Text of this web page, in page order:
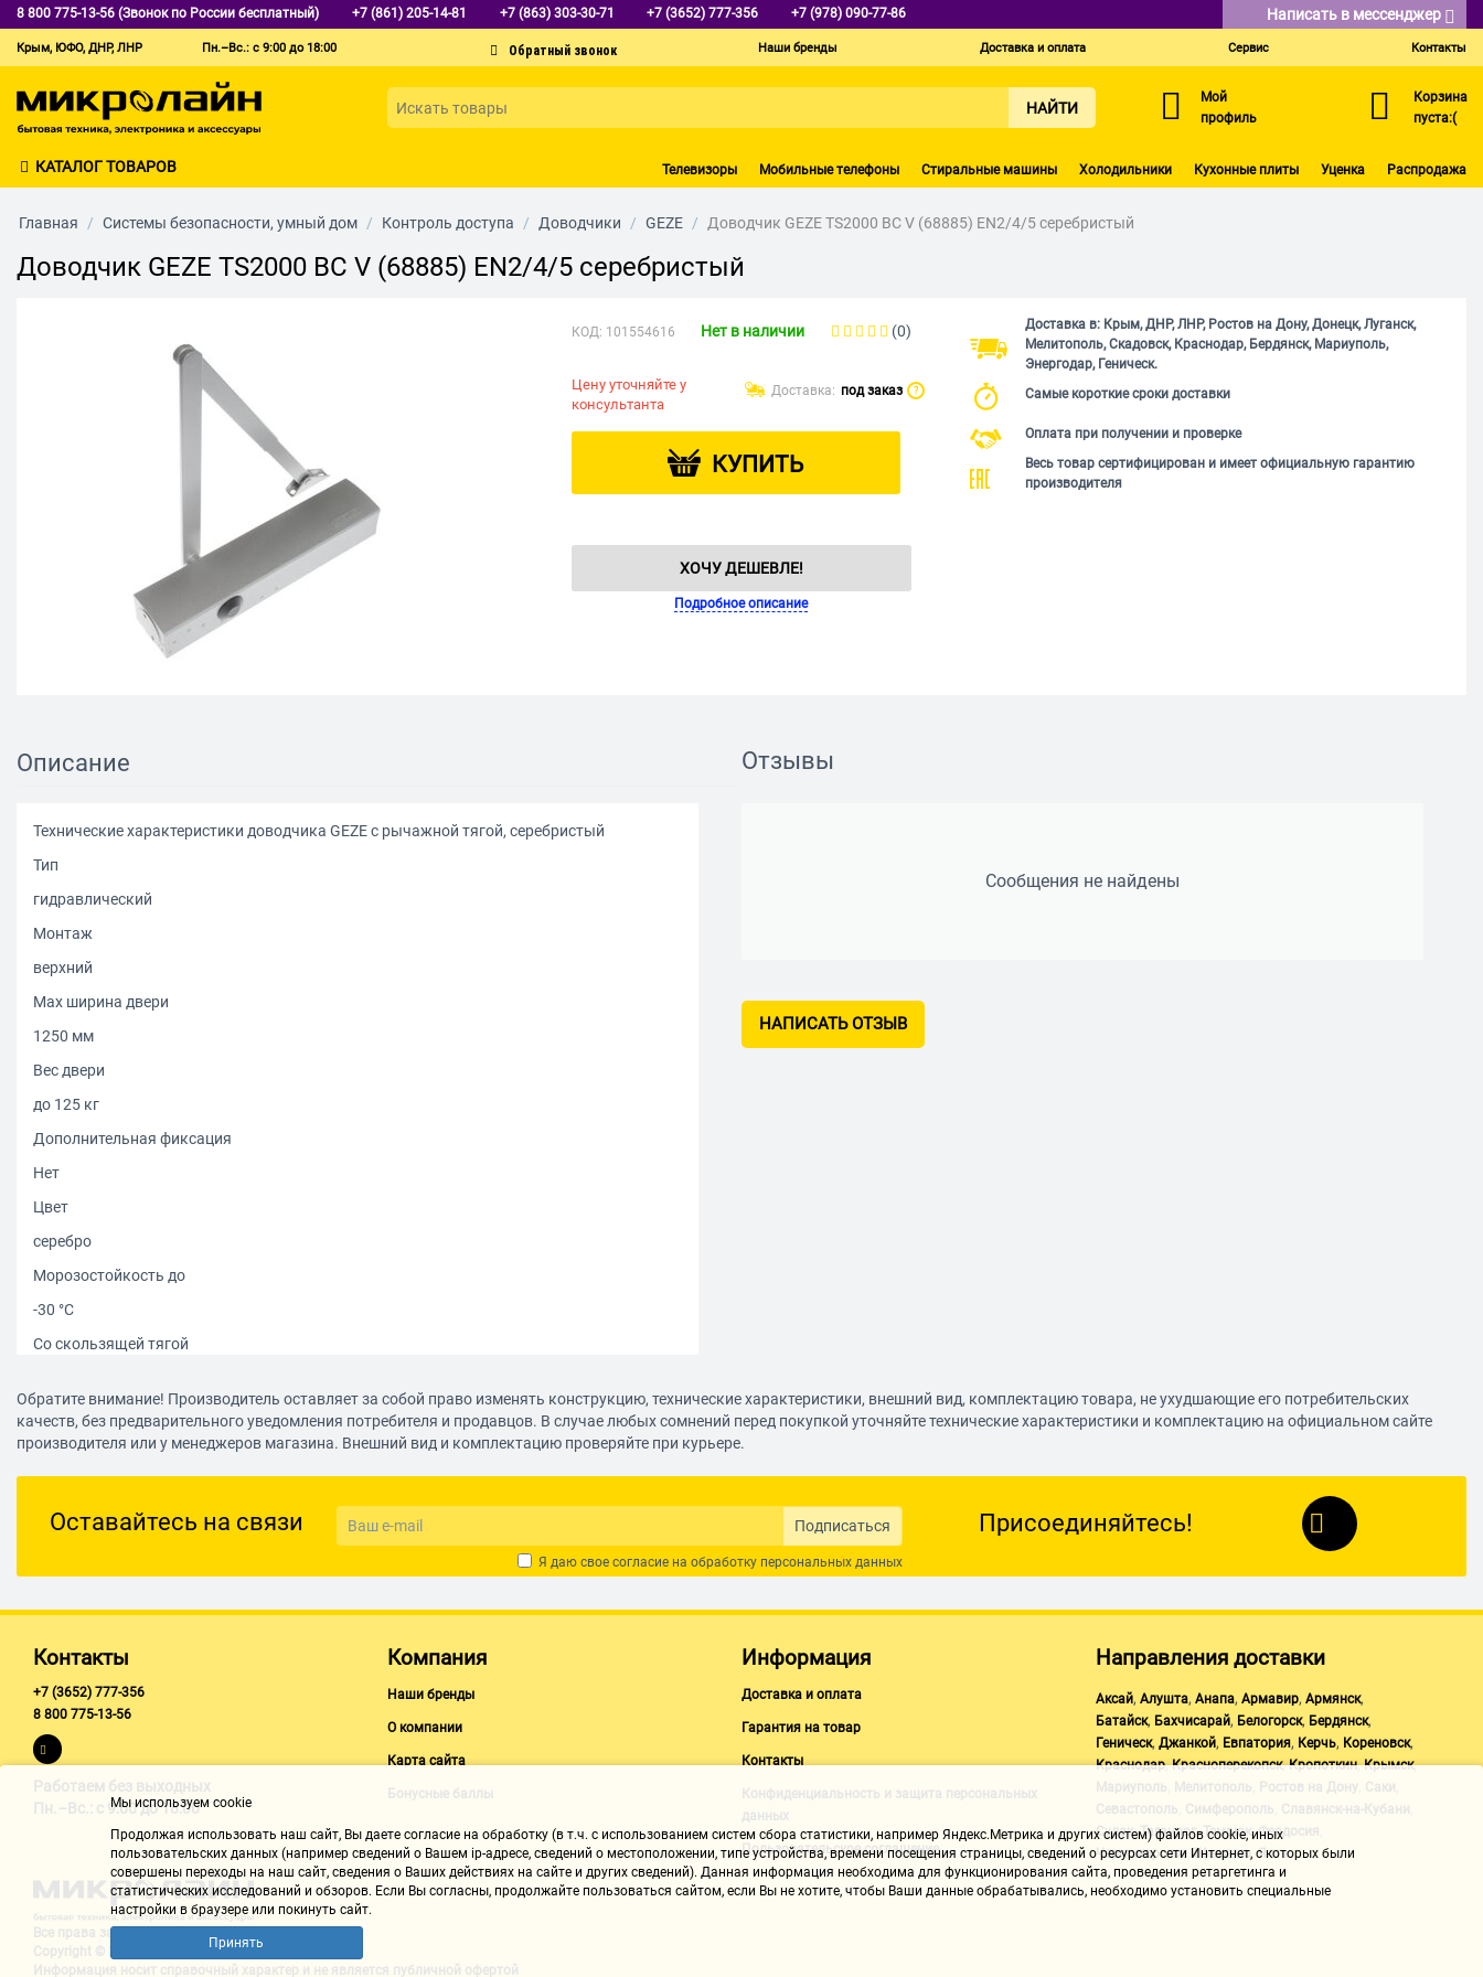
8 800 775-13-56 (Звонок по России бесплатный) +7 (861) 205-14-81 +7 (863) 303-30-71 +7 (3652) 777-356 +7 (978) 090-77-86 Написать в мессенджер
Крым, ЮФО, ДНР, ЛНР Пн.–Вс.: с 9:00 до 18:00 Наши бренды Доставка и оплата Сервис Контакты
НАЙТИ
Мой
профиль
Корзина
пуста:(
КАТАЛОГ ТОВАРОВ Телевизоры Мобильные телефоны Стиральные машины Холодильники Кухонные плиты Уценка Распродажа
Главная / Системы безопасности, умный дом / Контроль доступа / Доводчики / GEZE / Доводчик GEZE TS2000 BC V (68885) EN2/4/5 серебристый
Доводчик GEZE TS2000 BC V (68885) EN2/4/5 серебристый
КОД: 101554616 Нет в наличии (0)
Цену уточняйте у
консультанта
Доставка: под заказ ?
КУПИТЬ
ХОЧУ ДЕШЕВЛЕ!
Подробное описание
Доставка в: Крым, ДНР, ЛНР, Ростов на Дону, Донецк, Луганск,
Мелитополь, Скадовск, Краснодар, Бердянск, Мариуполь,
Энергодар, Геническ.
Самые короткие сроки доставки
Оплата при получении и проверке
Весь товар сертифицирован и имеет официальную гарантию
производителя
Описание
Технические характеристики доводчика GEZE с рычажной тягой, серебристый
Тип
гидравлический
Монтаж
верхний
Max ширина двери
1250 мм
Вес двери
до 125 кг
Дополнительная фиксация
Нет
Цвет
серебро
Морозостойкость до
-30 °С
Со скользящей тягой
Противопожарный
да
Класс
EN5
Расстояние между креплениями
135 мм
Отзывы
Сообщения не найдены
НАПИСАТЬ ОТЗЫВ
Обратите внимание! Производитель оставляет за собой право изменять конструкцию, технические характеристики, внешний вид, комплектацию товара, не ухудшающие его потребительских
качеств, без предварительного уведомления потребителя и продавцов. В случае любых сомнений перед покупкой уточняйте технические характеристики и комплектацию на официальном сайте
производителя или у менеджеров магазина. Внешний вид и комплектацию проверяйте при курьере.
Оставайтесь на связи Подписаться
Я даю свое согласие на обработку персональных данных
Присоединяйтесь!
Контакты
+7 (3652) 777-356
8 800 775-13-56
Работаем без выходных
Пн.–Вс.: с 9:00 до 18:00
Компания
Наши бренды
О компании
Карта сайта
Бонусные баллы
Информация
Доставка и оплата
Гарантия на товар
Контакты
Конфиденциальность и защита персональных
данных
Пользовательское соглашение
Направления доставки
Аксай, Алушта, Анапа, Армавир, Армянск,
Батайск, Бахчисарай, Белогорск, Бердянск,
Геническ, Джанкой, Евпатория, Керчь, Кореновск,
Краснодар,Красноперекопск,Кропоткин,Крымск,
Мариуполь Мелитополь Ростов на Дону Саки
Севастополь Симферополь Славянск-на-Кубани
Судак,Таганрог,Темрюк,Феодосия
Черноморское ,Щелкино,Ялта
Все права защищены "Микролайн"
Copyright © 2002-2026
Информация носит справочный характер и не является публичной офертой
Мы используем cookie
Продолжая использовать наш cайт, Вы даете согласие на обработку (в т.ч. с использованием систем сбора статистики, например Яндекс.Метрика и других систем) файлов cookie, иных
пользовательских данных (например сведений о Вашем ip-адресе, сведений о местоположении, типе устройства, времени посещения страницы, сведений о ресурсах сети Интернет, с которых были
совершены переходы на наш сайт, сведения о Ваших действиях на сайте и других сведений). Данная информация необходима для функционирования сайта, проведения ретаргетинга и
статистических исследований и обзоров. Если Вы согласны, продолжайте пользоваться сайтом, если Вы не хотите, чтобы Ваши данные обрабатывались, необходимо установить специальные
настройки в браузере или покинуть сайт.
Принять